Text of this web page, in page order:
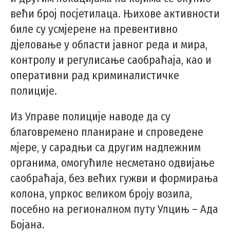
већи број посјетилаца. Њихове активности
биле су усмјерене на превентивно
дјеловање у области јавног реда и мира,
контролу и регулисање саобраћаја, као и
оперативни рад криминалистичке
полиције.
Из Управе полиције наводе да су
благовремено планиране и спроведене
мјере, у сарадњи са другим надлежним
органима, омогућиле несметано одвијање
саобраћаја, без већих гужви и формирања
колона, упркос великом броју возила,
посебно на регионалном путу Улцињ – Ада
Бојана.